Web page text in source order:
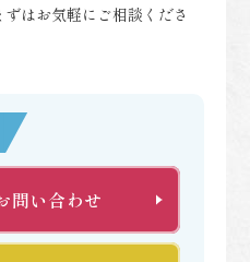
はお気軽にご相談くださ
問い合わせ